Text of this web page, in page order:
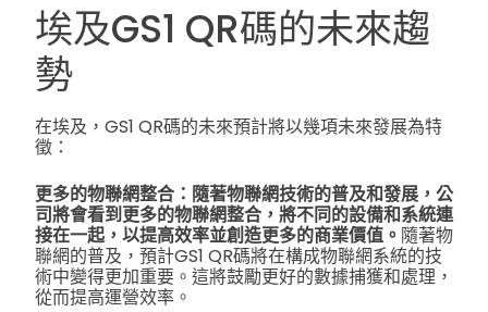
埃及GS1 QR碼的未來趨
勢
在埃及，GS1 QR碼的未來預計將以幾項未來發展為特
徵：
更多的物聯網整合：隨著物聯網技術的普及和發展，公
司將會看到更多的物聯網整合，將不同的設備和系統連
接在一起，以提高效率並創造更多的商業價值。 隨著物
聯網的普及，預計GS1 QR碼將在構成物聯網系統的技
術中變得更加重要。這將鼓勵更好的數據捕獲和處理，
從而提高運營效率。